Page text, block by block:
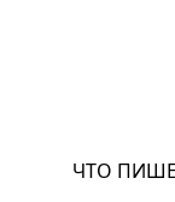
ЧТО